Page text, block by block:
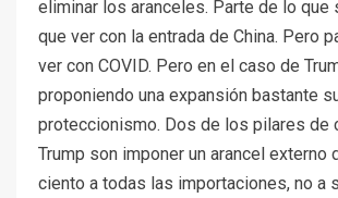
eliminar los aranceles. Parte de lo que
que ver con la entrada de China. Pero
ver con COVID. Pero en el caso de
proponiendo una expansión bastante
proteccionismo. Dos de los pilares de
Trump son imponer un arancel externo
ciento a todas las importaciones, no a